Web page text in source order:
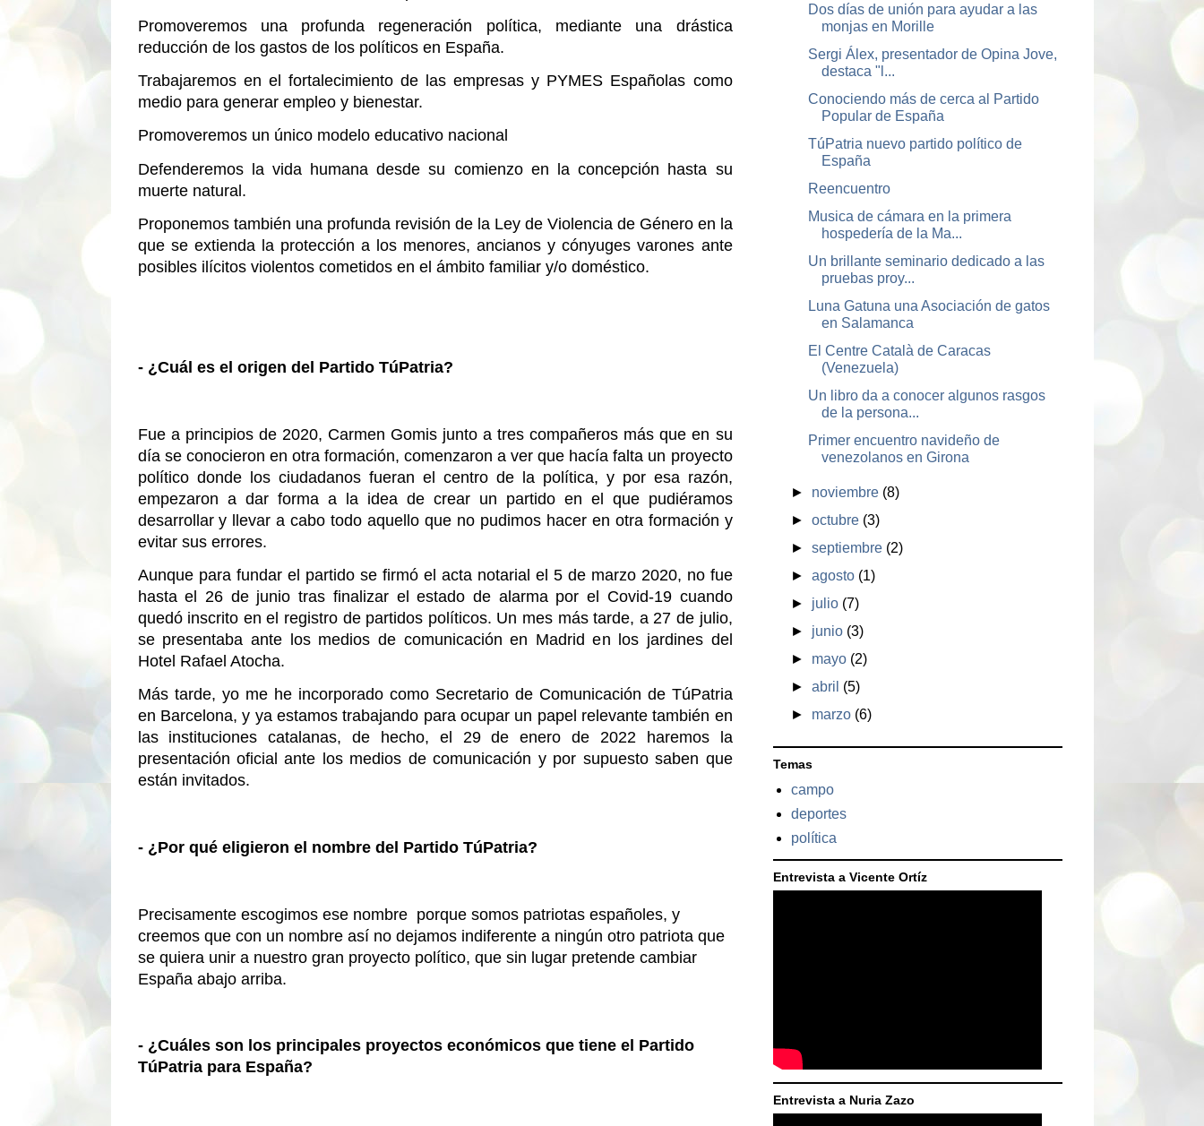
Promoveremos una profunda regeneración política, mediante una drástica
reducción de los gastos de los políticos en España.
Trabajaremos en el fortalecimiento de las empresas y PYMES Españolas como
medio para generar empleo y bienestar.
Promoveremos un único modelo educativo nacional
Defenderemos la vida humana desde su comienzo en la concepción hasta su
muerte natural.
Proponemos también una profunda revisión de la Ley de Violencia de Género en la
que se extienda la protección a los menores, ancianos y cónyuges varones ante
posibles ilícitos violentos cometidos en el ámbito familiar y/o doméstico.
- ¿Cuál es el origen del Partido TúPatria?
Fue a principios de 2020, Carmen Gomis junto a tres compañeros más que en su
día se conocieron en otra formación, comenzaron a ver que hacía falta un proyecto
político donde los ciudadanos fueran el centro de la política, y por esa razón,
empezaron a dar forma a la idea de crear un partido en el que pudiéramos
desarrollar y llevar a cabo todo aquello que no pudimos hacer en otra formación y
evitar sus errores.
Aunque para fundar el partido se firmó el acta notarial el 5 de marzo 2020, no fue
hasta el 26 de junio tras finalizar el estado de alarma por el Covid-19 cuando
quedó inscrito en el registro de partidos políticos. Un mes más tarde, a 27 de julio,
se presentaba ante los medios de comunicación en Madrid en los jardines del
Hotel Rafael Atocha.
Más tarde, yo me he incorporado como Secretario de Comunicación de TúPatria
en Barcelona, y ya estamos trabajando para ocupar un papel relevante también en
las instituciones catalanas, de hecho, el 29 de enero de 2022 haremos la
presentación oficial ante los medios de comunicación y por supuesto saben que
están invitados.
- ¿Por qué eligieron el nombre del Partido TúPatria?
Precisamente escogimos ese nombre  porque somos patriotas españoles, y
creemos que con un nombre así no dejamos indiferente a ningún otro patriota que
se quiera unir a nuestro gran proyecto político, que sin lugar pretende cambiar
España abajo arriba.
- ¿Cuáles son los principales proyectos económicos que tiene el Partido
TúPatria para España?
Dos días de unión para ayudar a las
monjas en Morille
Sergi Álex, presentador de Opina Jove,
destaca "l...
Conociendo más de cerca al Partido
Popular de España
TúPatria nuevo partido político de
España
Reencuentro
Musica de cámara en la primera
hospedería de la Ma...
Un brillante seminario dedicado a las
pruebas proy...
Luna Gatuna una Asociación de gatos
en Salamanca
El Centre Català de Caracas
(Venezuela)
Un libro da a conocer algunos rasgos
de la persona...
Primer encuentro navideño de
venezolanos en Girona
► noviembre (8)
► octubre (3)
► septiembre (2)
► agosto (1)
► julio (7)
► junio (3)
► mayo (2)
► abril (5)
► marzo (6)
Temas
campo
deportes
política
Entrevista a Vicente Ortíz
Entrevista a Nuria Zazo